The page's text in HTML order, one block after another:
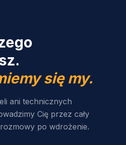
się my.
ani technicznych
Cię przez cały
po wdrożenie.